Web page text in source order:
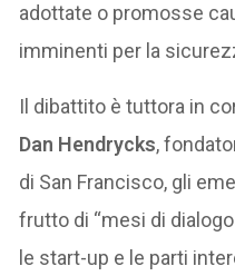
adottate o promosse
imminenti per la
Il dibattito è tuttora in
Dan Hendrycks,
di San Francisco, gli
frutto di “mesi di
le start-up e le parti